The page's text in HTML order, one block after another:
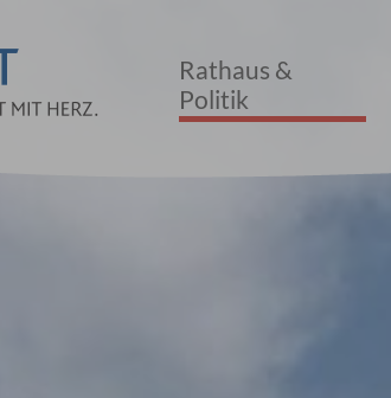
Rathaus &
Politik